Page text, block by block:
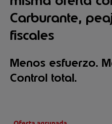
Carburante,
fiscales
Menos esfuerzo.
Control total.